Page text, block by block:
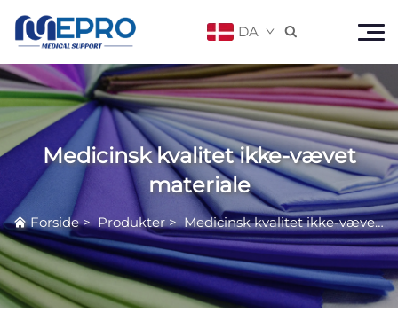
DA 
Medicinsk kvalitet ikke-vævet
materiale
Forside>Produkter >Medicinsk kvalitet ikke-vævet materiale